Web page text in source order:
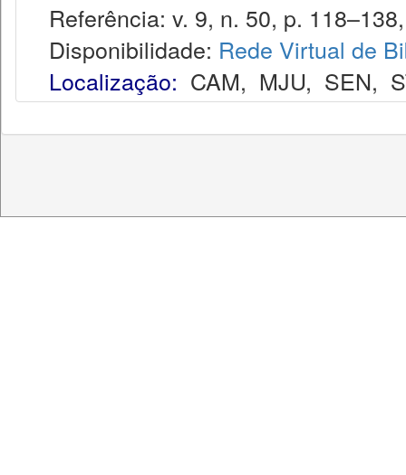
Referência: v. 9, n. 50, p.
Disponibilidade: Rede Virtual de
Localização: CAM, MJU, SEN,